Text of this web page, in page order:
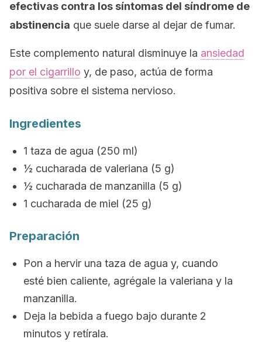
efectivas contra los síntomas del síndrome de
abstinencia que suele darse al dejar de fumar.
Este complemento natural disminuye la ansiedad
por el cigarrillo y, de paso, actúa de forma
positiva sobre el sistema nervioso.
Ingredientes
1 taza de agua (250 ml)
½ cucharada de valeriana (5 g)
½ cucharada de manzanilla (5 g)
1 cucharada de miel (25 g)
Preparación
Pon a hervir una taza de agua y, cuando
esté bien caliente, agrégale la valeriana y la
manzanilla.
Deja la bebida a fuego bajo durante 2
minutos y retírala.